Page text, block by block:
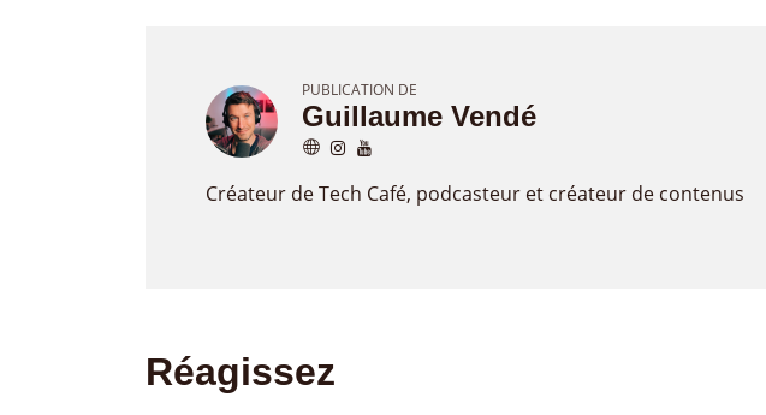
PUBLICATION DE
Guillaume Vendé
Créateur de Tech Café, podcasteur et créateur de contenus
Réagissez